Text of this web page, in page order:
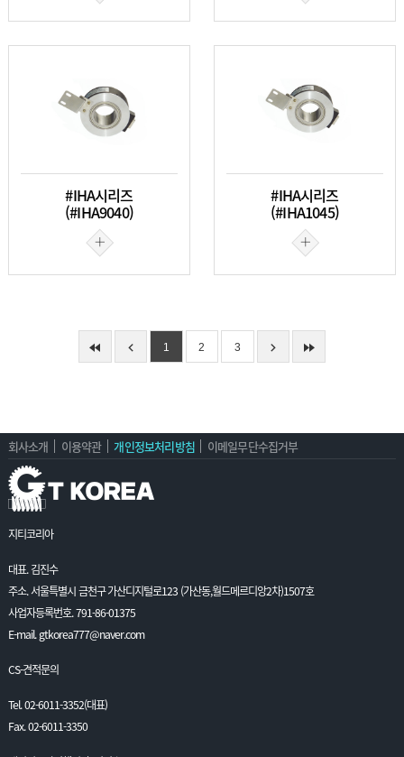
#IHA시리즈
(#IHA9040)
#IHA시리즈
(#IHA1045)
1 2 3
회사소개 이용약관 개인정보처리방침 이메일무단수집거부
지티코리아
대표. 김진수
주소. 서울특별시 금천구 가산디지털로123 (가산동,월드메르디앙2차)1507호
사업자등록번호. 791-86-01375
E-mail. gtkorea777@naver.com
CS-견적문의
Tel. 02-6011-3352(대표)
Fax. 02-6011-3350